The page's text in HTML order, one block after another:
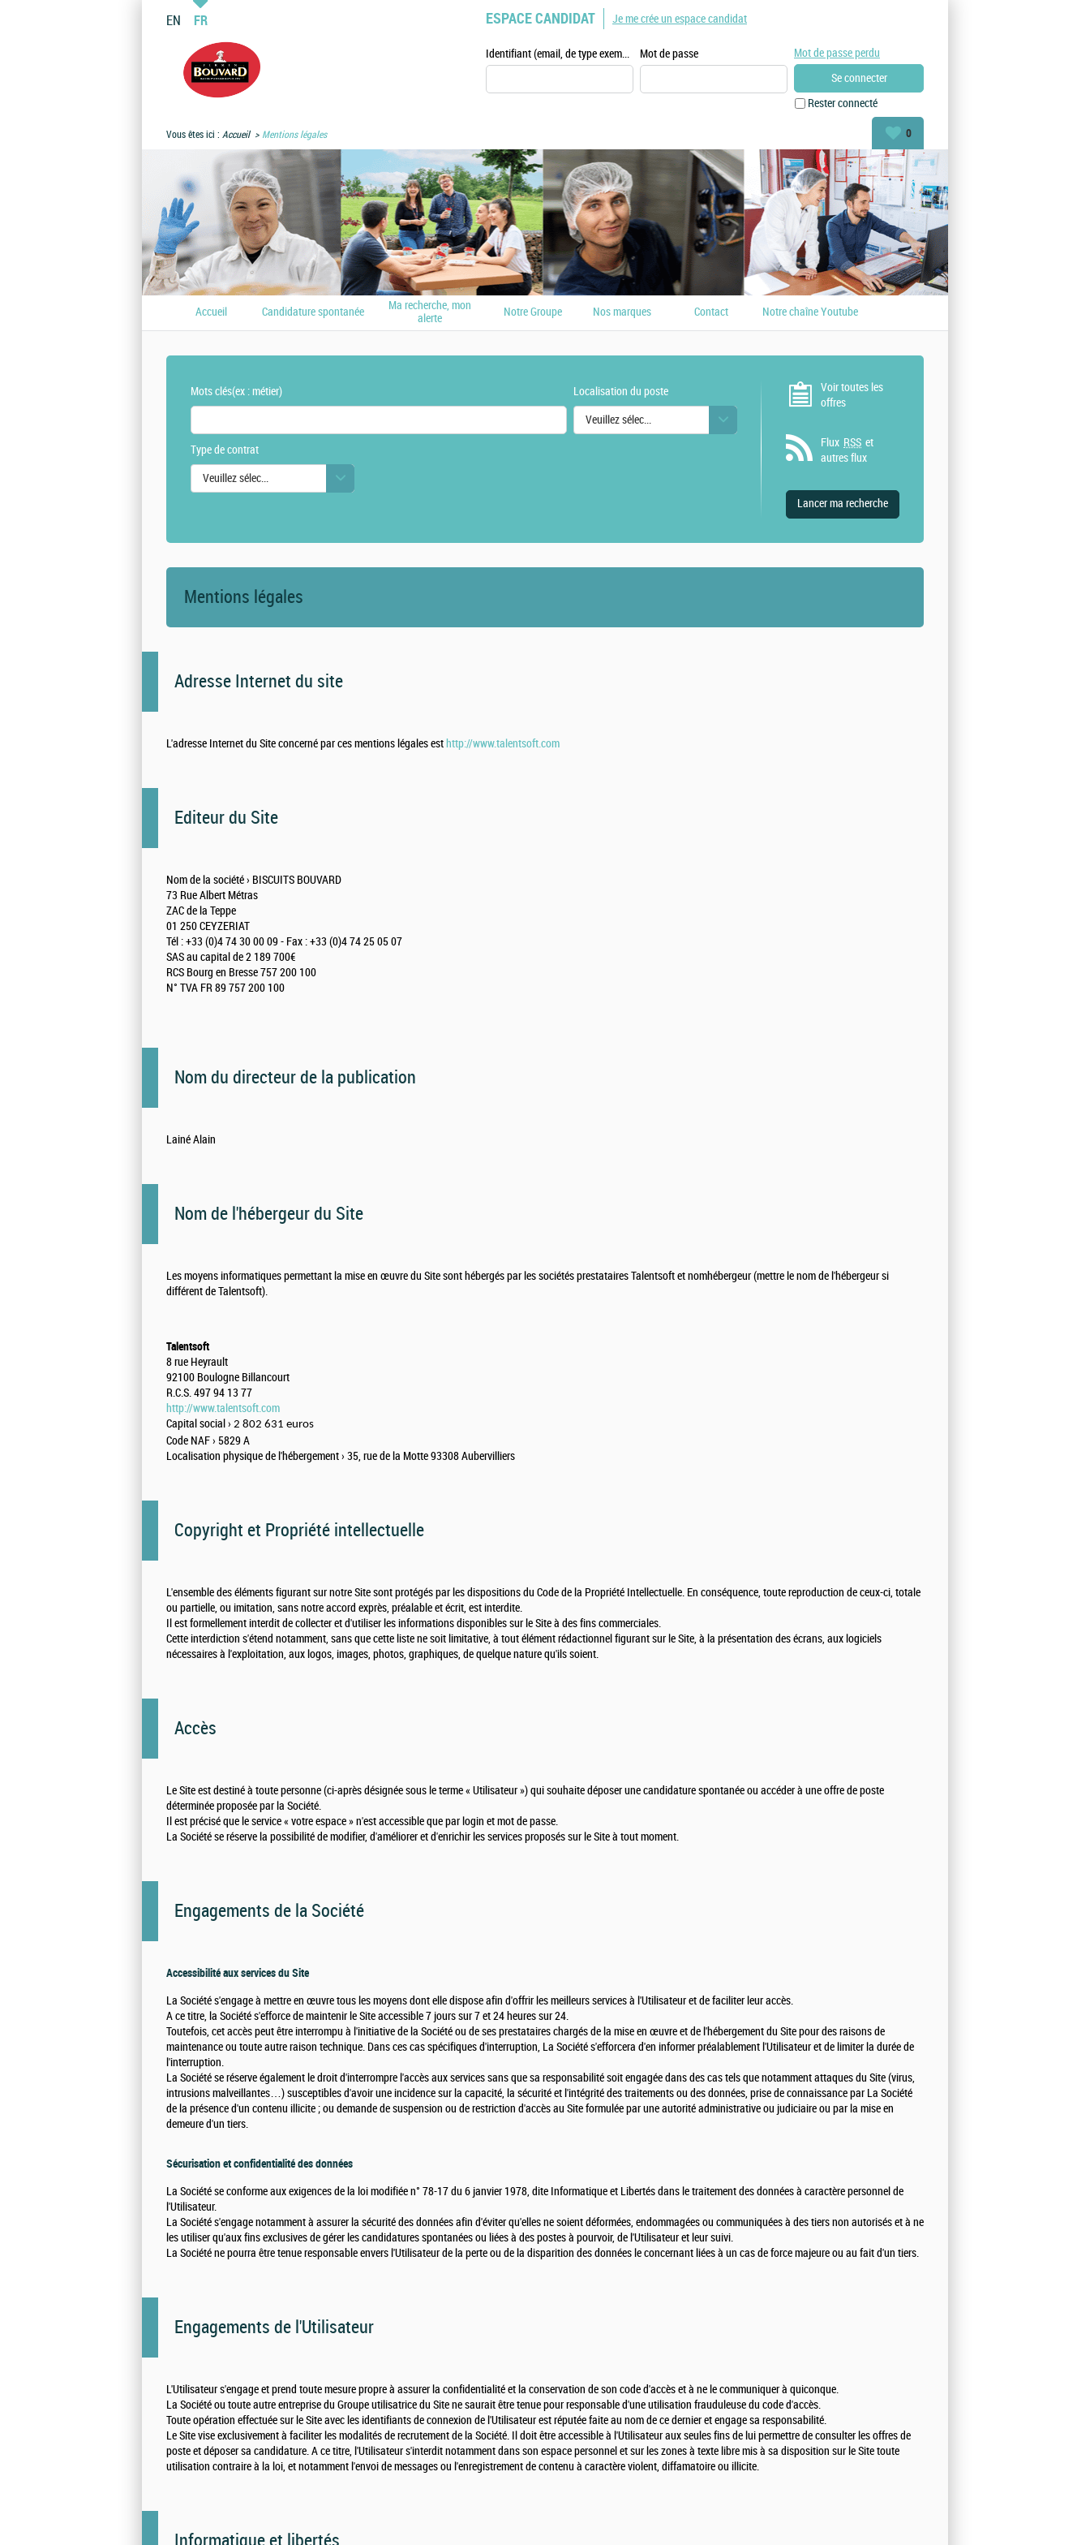
EN FR ESPACE CANDIDAT
Identifiant (email, de type exemple@exemple.fr) Mot de passe
Rester connecté
Mot de passe perdu
Je me crée un espace candidat
Vous êtes ici : Accueil Mentions légales 0
Accueil Candidature spontanée
Ma recherche, mon
alerte
Notre Groupe Nos marques Contact Notre chaîne Youtube
Mots clés(ex : métier) Localisation du poste
Veuillez sélectionner une ou des valeurs
Type de contrat
Veuillez sélectionner une ou des valeurs
Voir toutes les
offres
Flux RSS et
autres flux
Mentions légales
Adresse Internet du site
L'adresse Internet du Site concerné par ces mentions légales est http://www.talentsoft.com
Editeur du Site
Nom de la société › BISCUITS BOUVARD
73 Rue Albert Métras
ZAC de la Teppe
01 250 CEYZERIAT
Tél : +33 (0)4 74 30 00 09 - Fax : +33 (0)4 74 25 05 07
SAS au capital de 2 189 700€
RCS Bourg en Bresse 757 200 100
N° TVA FR 89 757 200 100
Nom du directeur de la publication
Lainé Alain
Nom de l'hébergeur du Site
Les moyens informatiques permettant la mise en œuvre du Site sont hébergés par les sociétés prestataires Talentsoft et nomhébergeur (mettre le nom de l'hébergeur si
différent de Talentsoft).
Talentsoft
8 rue Heyrault
92100 Boulogne Billancourt
R.C.S. 497 94 13 77
http://www.talentsoft.com
Capital social › 2 802 631 euros
Code NAF › 5829 A
Localisation physique de l'hébergement › 35, rue de la Motte 93308 Aubervilliers
Copyright et Propriété intellectuelle
L'ensemble des éléments figurant sur notre Site sont protégés par les dispositions du Code de la Propriété Intellectuelle. En conséquence, toute reproduction de ceux-ci, totale
ou partielle, ou imitation, sans notre accord exprès, préalable et écrit, est interdite.
Il est formellement interdit de collecter et d'utiliser les informations disponibles sur le Site à des fins commerciales.
Cette interdiction s'étend notamment, sans que cette liste ne soit limitative, à tout élément rédactionnel figurant sur le Site, à la présentation des écrans, aux logiciels
nécessaires à l'exploitation, aux logos, images, photos, graphiques, de quelque nature qu'ils soient.
Accès
Le Site est destiné à toute personne (ci-après désignée sous le terme « Utilisateur ») qui souhaite déposer une candidature spontanée ou accéder à une offre de poste
déterminée proposée par la Société.
Il est précisé que le service « votre espace » n'est accessible que par login et mot de passe.
La Société se réserve la possibilité de modifier, d'améliorer et d'enrichir les services proposés sur le Site à tout moment.
Engagements de la Société
Accessibilité aux services du Site
La Société s'engage à mettre en œuvre tous les moyens dont elle dispose afin d'offrir les meilleurs services à l'Utilisateur et de faciliter leur accès.
A ce titre, la Société s'efforce de maintenir le Site accessible 7 jours sur 7 et 24 heures sur 24.
Toutefois, cet accès peut être interrompu à l'initiative de la Société ou de ses prestataires chargés de la mise en œuvre et de l'hébergement du Site pour des raisons de
maintenance ou toute autre raison technique. Dans ces cas spécifiques d'interruption, La Société s'efforcera d'en informer préalablement l'Utilisateur et de limiter la durée de
l'interruption.
La Société se réserve également le droit d'interrompre l'accès aux services sans que sa responsabilité soit engagée dans des cas tels que notamment attaques du Site (virus,
intrusions malveillantes…) susceptibles d'avoir une incidence sur la capacité, la sécurité et l'intégrité des traitements ou des données, prise de connaissance par La Société
de la présence d'un contenu illicite ; ou demande de suspension ou de restriction d'accès au Site formulée par une autorité administrative ou judiciaire ou par la mise en
demeure d'un tiers.
Sécurisation et confidentialité des données
La Société se conforme aux exigences de la loi modifiée n° 78-17 du 6 janvier 1978, dite Informatique et Libertés dans le traitement des données à caractère personnel de
l'Utilisateur.
La Société s'engage notamment à assurer la sécurité des données afin d'éviter qu'elles ne soient déformées, endommagées ou communiquées à des tiers non autorisés et à ne
les utiliser qu'aux fins exclusives de gérer les candidatures spontanées ou liées à des postes à pourvoir, de l'Utilisateur et leur suivi.
La Société ne pourra être tenue responsable envers l'Utilisateur de la perte ou de la disparition des données le concernant liées à un cas de force majeure ou au fait d'un tiers.
Engagements de l'Utilisateur
L'Utilisateur s'engage et prend toute mesure propre à assurer la confidentialité et la conservation de son code d'accès et à ne le communiquer à quiconque.
La Société ou toute autre entreprise du Groupe utilisatrice du Site ne saurait être tenue pour responsable d'une utilisation frauduleuse du code d'accès.
Toute opération effectuée sur le Site avec les identifiants de connexion de l'Utilisateur est réputée faite au nom de ce dernier et engage sa responsabilité.
Le Site vise exclusivement à faciliter les modalités de recrutement de la Société. Il doit être accessible à l'Utilisateur aux seules fins de lui permettre de consulter les offres de
poste et déposer sa candidature. A ce titre, l'Utilisateur s'interdit notamment dans son espace personnel et sur les zones à texte libre mis à sa disposition sur le Site toute
utilisation contraire à la loi, et notamment l'envoi de messages ou l'enregistrement de contenu à caractère violent, diffamatoire ou illicite.
Informatique et libertés